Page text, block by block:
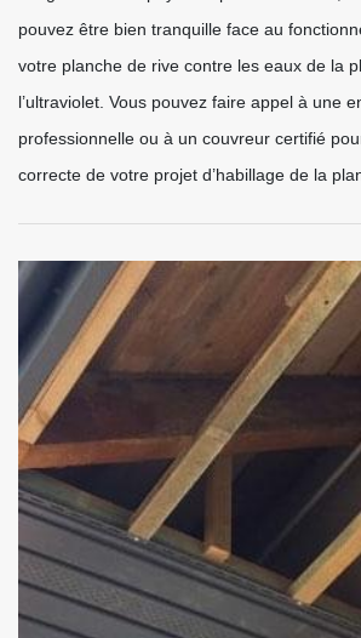
pouvez être bien tranquille face au
votre planche de rive contre les eaux de la
l’ultraviolet. Vous pouvez faire appel à une
professionnelle ou à un couvreur certifié
correcte de votre projet d’habillage de la